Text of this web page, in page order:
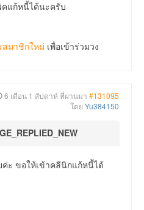
แก้หนี้ได้นะครับ
สมาชิกใหม่ เพื่อเข้าร่วมวง
6 เดือน 1 สัปดาห์ ที่ผ่านมา #131095
โดย Yu384150
ะ ขอให้เข้าคลีนิกแก้หนี้ได้